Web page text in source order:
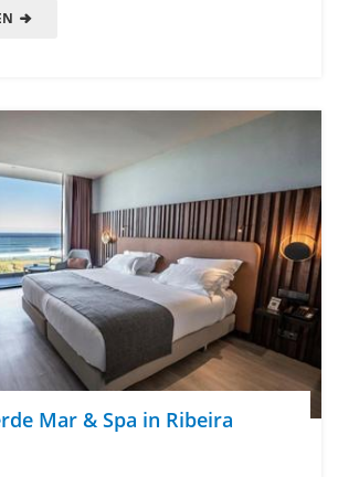
Mar & Spa in Ribeira